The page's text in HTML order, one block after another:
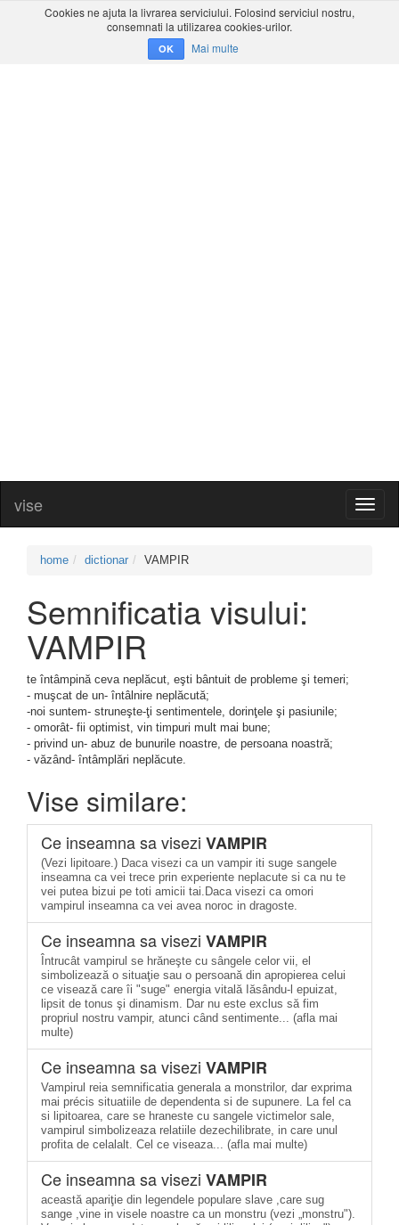
Cookies ne ajuta la livrarea serviciului. Folosind serviciul nostru,
consemnati la utilizarea cookies-urilor.
OK Mai multe
vise
home dictionar VAMPIR
Semnificatia visului:
VAMPIR
te întâmpină ceva neplăcut, eşti bântuit de probleme şi temeri;
- muşcat de un- întâlnire neplăcută;
-noi suntem- struneşte-ţi sentimentele, dorinţele şi pasiunile;
- omorât- fii optimist, vin timpuri mult mai bune;
- privind un- abuz de bunurile noastre, de persoana noastră;
- văzând- întâmplări neplăcute.
Vise similare:
Ce inseamna sa visezi VAMPIR
(Vezi lipitoare.) Daca visezi ca un vampir iti suge sangele
inseamna ca vei trece prin experiente neplacute si ca nu te
vei putea bizui pe toti amicii tai.Daca visezi ca omori
vampirul inseamna ca vei avea noroc in dragoste.
Ce inseamna sa visezi VAMPIR
Întrucât vampirul se hrăneşte cu sângele celor vii, el
simbolizează o situaţie sau o persoană din apropierea celui
ce visează care îi "suge" energia vitală Iăsându-l epuizat,
lipsit de tonus şi dinamism. Dar nu este exclus să fim
propriul nostru vampir, atunci când sentimente... (afla mai
multe)
Ce inseamna sa visezi VAMPIR
Vampirul reia semnificatia generala a monstrilor, dar exprima
mai précis situatiile de dependenta si de supunere. La fel ca
si lipitoarea, care se hraneste cu sangele victimelor sale,
vampirul simbolizeaza relatiile dezechilibrate, in care unul
profita de celalalt. Cel ce viseaza... (afla mai multe)
Ce inseamna sa visezi VAMPIR
această apariţie din legendele populare slave ,care sug
sange ,vine in visele noastre ca un monstru (vezi „monstru").